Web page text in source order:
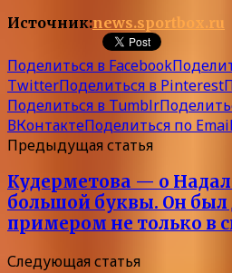
Источник:news.sportbox.ru
Поделиться в Facebook
TwitterПоделиться в Pinterest
Поделиться в Tumblr
ВКонтактеПоделиться по Email
Предыдущая статья
Кудерметова — о
большой буквы. Он был
примером не только в
Следующая статья